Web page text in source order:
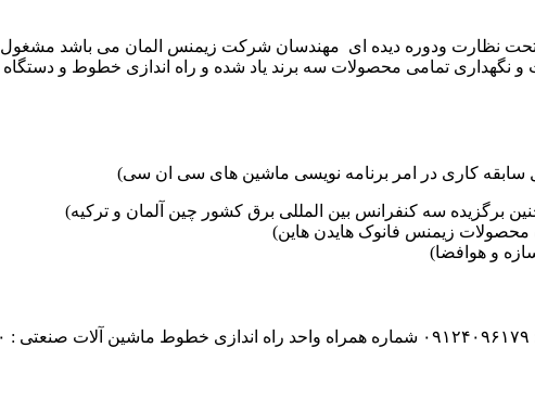
تکنوست با مدیریت مهندس علی فرخانی که از سال ۱۳۶۵ تحت نظارت ودوره دیده ای مهندسان
نگهداری تمامی محصولات سه برند یاد شده و راه اندازی خطوط و
برگزیده سه کنفرانس بین المللی برق کشور چین آلمان و ترکیه)
زیمنس فانوک هایدن هاین)
و هوافضا)